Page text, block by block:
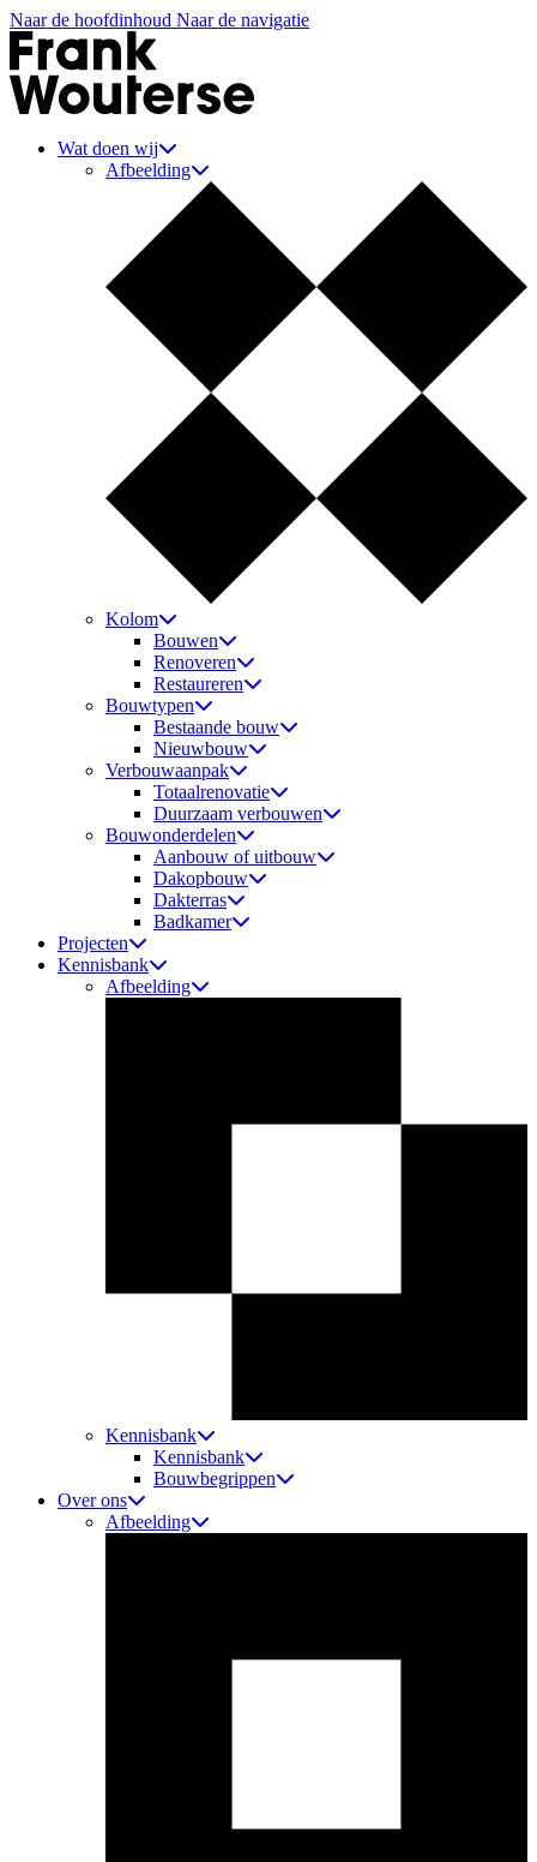
Naar de hoofdinhoud Naar de navigatie
Wat doen wij
Afbeelding
Kolom
Bouwen
Renoveren
Restaureren
Bouwtypen
Bestaande bouw
Nieuwbouw
Verbouwaanpak
Totaalrenovatie
Duurzaam verbouwen
Bouwonderdelen
Aanbouw of uitbouw
Dakopbouw
Dakterras
Badkamer
Projecten
Kennisbank
Afbeelding
Kennisbank
Kennisbank
Bouwbegrippen
Over ons
Afbeelding